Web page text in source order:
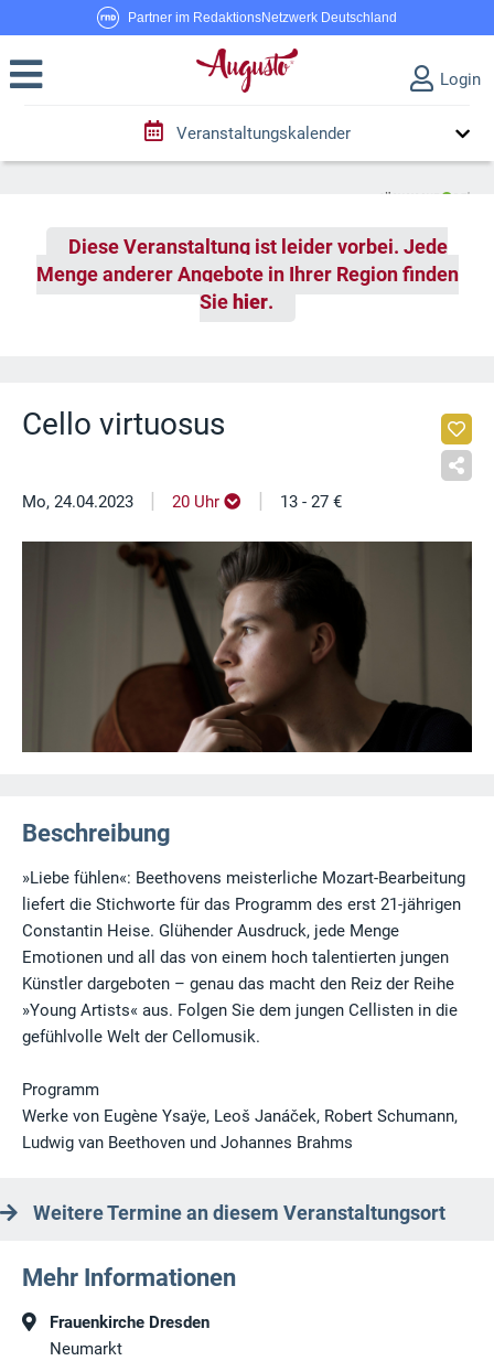
Partner im RedaktionsNetzwerk Deutschland
Login
Veranstaltungskalender
Diese Veranstaltung ist leider vorbei. Jede
Menge anderer Angebote in Ihrer Region finden
Sie hier.
Cello virtuosus
Mo, 24.04.2023 | 20 Uhr | 13 - 27 €
Beschreibung
»Liebe fühlen«: Beethovens meisterliche Mozart-Bearbeitung
liefert die Stichworte für das Programm des erst 21-jährigen
Constantin Heise. Glühender Ausdruck, jede Menge
Emotionen und all das von einem hoch talentierten jungen
Künstler dargeboten – genau das macht den Reiz der Reihe
»Young Artists« aus. Folgen Sie dem jungen Cellisten in die
gefühlvolle Welt der Cellomusik.
Programm
Werke von Eugène Ysaÿe, Leoš Janáček, Robert Schumann,
Ludwig van Beethoven und Johannes Brahms
Weitere Termine an diesem Veranstaltungsort
Mehr Informationen
Frauenkirche Dresden
Neumarkt